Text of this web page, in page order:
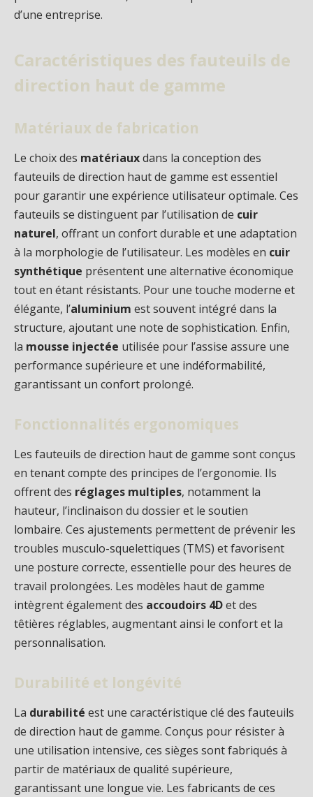
d’une entreprise.
Caractéristiques des fauteuils de
direction haut de gamme
Matériaux de fabrication
Le choix des matériauxdans la conception des
fauteuils de direction haut de gamme est essentiel
pour garantir une expérience utilisateur optimale. Ces
fauteuils se distinguent par l’utilisation de cuir
naturel, offrant un confort durable et une adaptation
à la morphologie de l’utilisateur. Les modèles en cuir
synthétique présentent une alternative économique
tout en étant résistants. Pour une touche moderne et
élégante, l’aluminium est souvent intégré dans la
structure, ajoutant une note de sophistication. Enfin,
la mousse injectée utilisée pour l’assise assure une
performance supérieure et une indéformabilité,
garantissant un confort prolongé.
Fonctionnalités ergonomiques
Les fauteuils de direction haut de gamme sont conçus
en tenant compte des principes de l’ergonomie. Ils
offrent des réglages multiples, notamment la
hauteur, l’inclinaison du dossier et le soutien
lombaire. Ces ajustements permettent de prévenir les
troubles musculo-squelettiques (TMS) et favorisent
une posture correcte, essentielle pour des heures de
travail prolongées. Les modèles haut de gamme
intègrent également des accoudoirs 4Det des
têtières réglables, augmentant ainsi le confort et la
personnalisation.
Durabilité et longévité
La durabilité est une caractéristique clé des fauteuils
de direction haut de gamme. Conçus pour résister à
une utilisation intensive, ces sièges sont fabriqués à
partir de matériaux de qualité supérieure,
garantissant une longue vie. Les fabricants de ces